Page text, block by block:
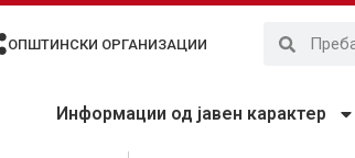
ОПШТИНСКИ ОРГАНИЗАЦИИ
Информации од јавен карактер